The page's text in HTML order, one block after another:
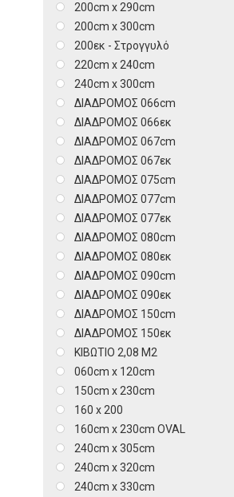
200cm x 290cm
200cm x 300cm
200εκ - Στρογγυλό
220cm x 240cm
240cm x 300cm
ΔΙΑΔΡΟΜΟΣ 066cm
ΔΙΑΔΡΟΜΟΣ 066εκ
ΔΙΑΔΡΟΜΟΣ 067cm
ΔΙΑΔΡΟΜΟΣ 067εκ
ΔΙΑΔΡΟΜΟΣ 075cm
ΔΙΑΔΡΟΜΟΣ 077cm
ΔΙΑΔΡΟΜΟΣ 077εκ
ΔΙΑΔΡΟΜΟΣ 080cm
ΔΙΑΔΡΟΜΟΣ 080εκ
ΔΙΑΔΡΟΜΟΣ 090cm
ΔΙΑΔΡΟΜΟΣ 090εκ
ΔΙΑΔΡΟΜΟΣ 150cm
ΔΙΑΔΡΟΜΟΣ 150εκ
ΚΙΒΩΤΙΟ 2,08 Μ2
060cm x 120cm
150cm x 230cm
160 x 200
160cm x 230cm OVAL
240cm x 305cm
240cm x 320cm
240cm x 330cm